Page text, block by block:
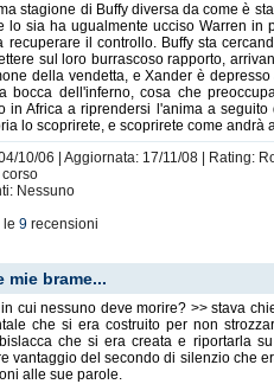
stagione di Buffy diversa da come è
lo sia ha ugualmente ucciso Warren
recuperare il controllo. Buffy sta
sul loro burrascoso rapporto,
della vendetta, e Xander è
bocca dell'inferno, cosa che
in Africa a riprendersi l'anima a
lo scoprirete, e scoprirete come andrà
10/06 | Aggiornata: 17/11/08 | Rating:
Nessuno
le9 recensioni
mie brame...
cui nessuno deve morire? >> stava
che si era costruito per non
che si era creata e riportarla
vantaggio del secondo di silenzio che
alle sue parole.